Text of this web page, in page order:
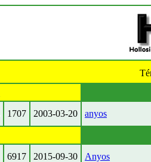
1707 2003-03-20 anyos
6917 2015-09-30 Anyos